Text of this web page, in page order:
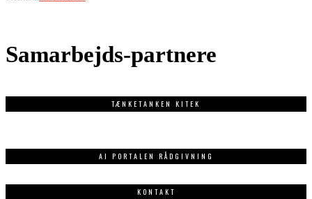
Samarbejds-partnere
TÆNKETANKEN KITEK
AI PORTALEN RÅDGIVNING
KONTAKT